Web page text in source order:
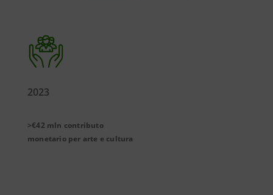
2023
>€42 mln contributo
monetario per arte e cultura